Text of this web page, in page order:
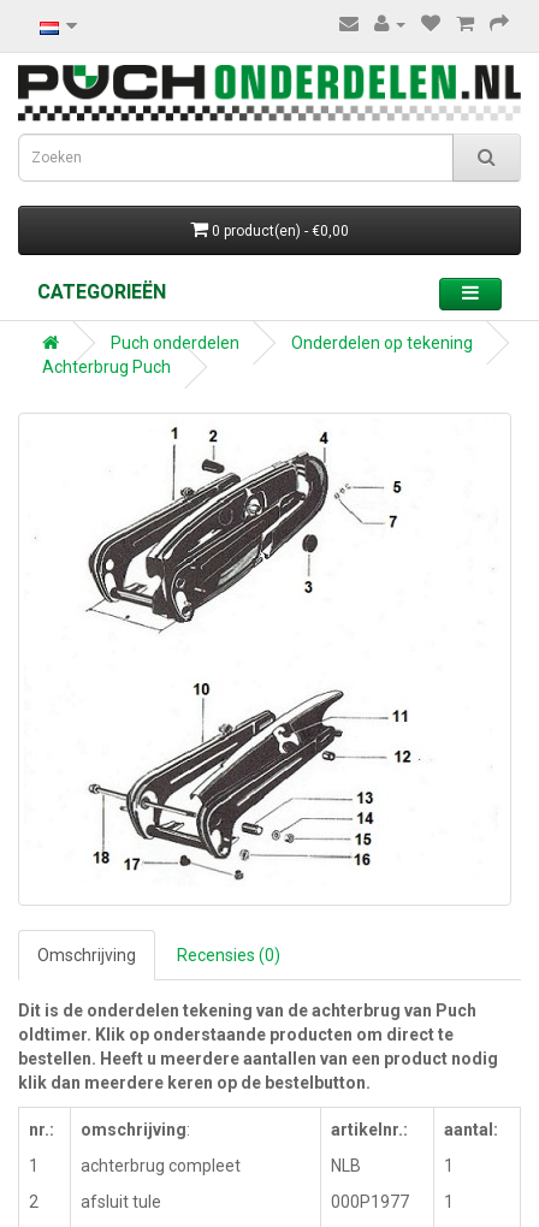
0 product(en) - €0,00
CATEGORIEËN
Puch onderdelen
Onderdelen op tekening
Achterbrug Puch
Omschrijving Recensies (0)
Dit is de onderdelen tekening van de achterbrug van Puch
oldtimer. Klik op onderstaande producten om direct te
bestellen. Heeft u meerdere aantallen van een product nodig
klik dan meerdere keren op de bestelbutton.
nr.:
1
2
omschrijving:
achterbrug compleet
afsluit tule
artikelnr.:
NLB
000P1977
aantal:
1
1